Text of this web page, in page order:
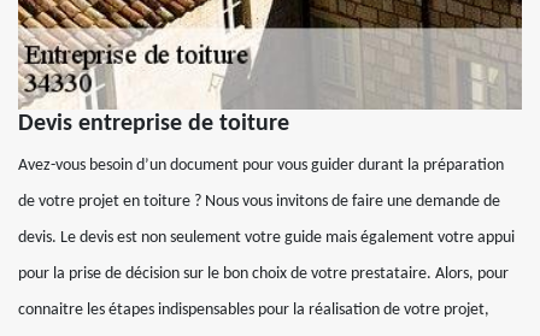
Devis entreprise de toiture
Avez-vous besoin d’un document pour vous guider durant la préparation
de votre projet en toiture ? Nous vous invitons de faire une demande de
devis. Le devis est non seulement votre guide mais également votre appui
pour la prise de décision sur le bon choix de votre prestataire. Alors, pour
connaitre les étapes indispensables pour la réalisation de votre projet,